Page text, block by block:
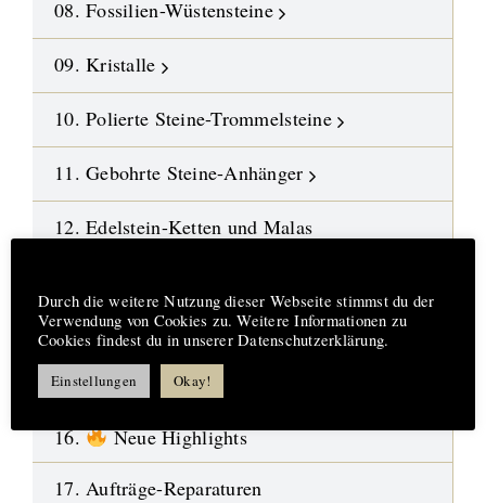
08. Fossilien-Wüstensteine
09. Kristalle
10. Polierte Steine-Trommelsteine
11. Gebohrte Steine-Anhänger
12. Edelstein-Ketten und Malas
14. Symbol-Schmuck
15. Design-Engel aus Fusingglas
16.
Neue Highlights
17. Aufträge-Reparaturen
Durch die weitere Nutzung dieser Webseite stimmst du der
Verwendung von Cookies zu. Weitere Informationen zu
Cookies findest du in unserer Datenschutzerklärung.
Einstellungen Okay!